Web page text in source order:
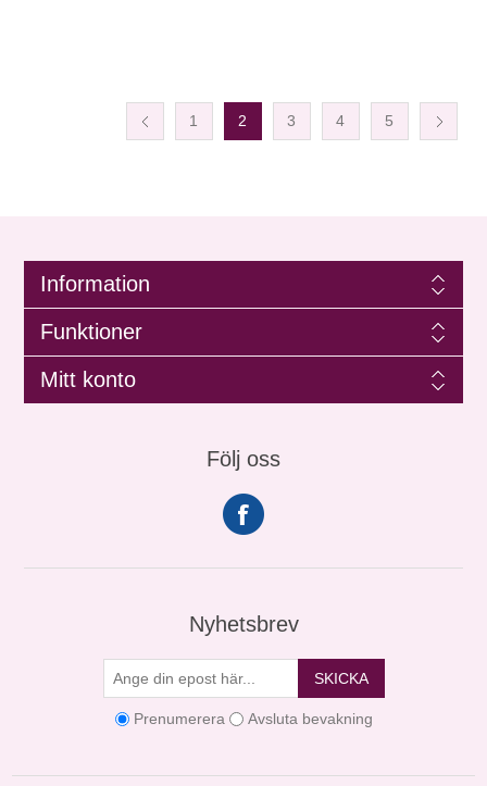
1 2 3 4 5
Information
Funktioner
Mitt konto
Följ oss
Nyhetsbrev
SKICKA
Prenumerera Avsluta bevakning